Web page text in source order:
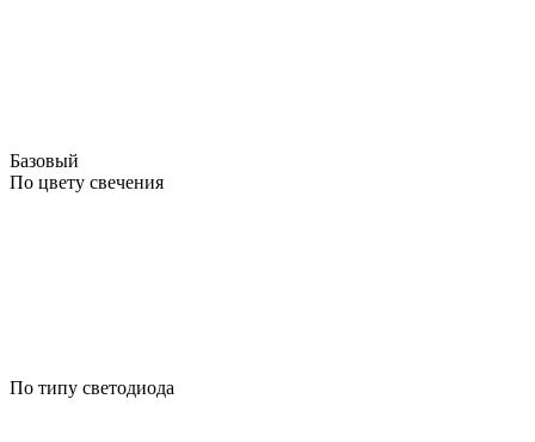
Базовый
По цвету свечения
По типу светодиода